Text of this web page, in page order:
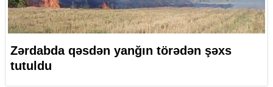
Zərdabda qəsdən yanğın törədən şəxs
tutuldu